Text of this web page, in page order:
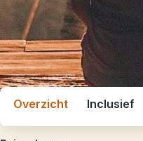
Overzicht Inclusief